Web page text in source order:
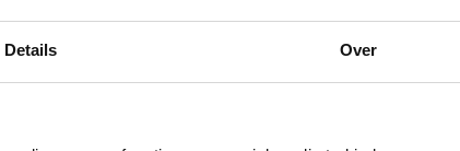
Details Over